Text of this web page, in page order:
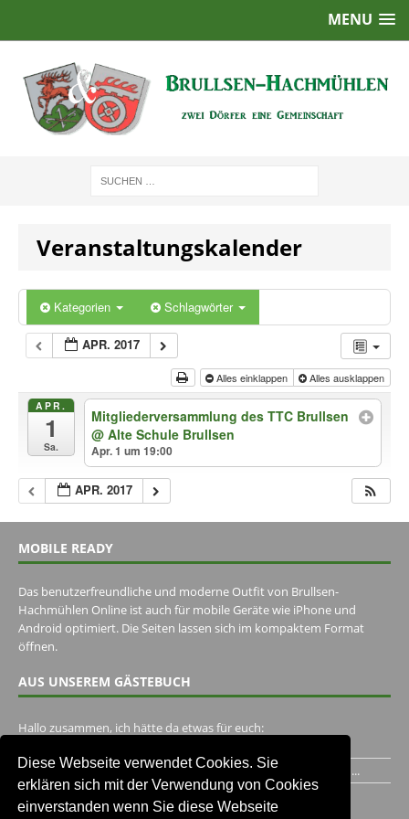
Diese Webseite verwendet Cookies. Sie
erklären sich mit der Verwendung von Cookies
einverstanden wenn Sie diese Webseite
MENU
Veranstaltungskalender
Kategorien Schlagwörter
APR. 2017
Alles einklappen Alles ausklappen
APR.
1
Sa.
Mitgliederversammlung des TTC Brullsen
@ Alte Schule Brullsen
Apr. 1 um 19:00
APR. 2017
MOBILE READY
Das benutzerfreundliche und moderne Outfit von Brullsen-
Hachmühlen Online ist auch für mobile Geräte wie iPhone und
Android optimiert. Die Seiten lassen sich im kompaktem Format
öffnen.
AUS UNSEREM GÄSTEBUCH
Hallo zusammen, ich hätte da etwas für euch:
Ich habe ein Jahr im Gasthaus Hugo Pape verbracht..Habe ihn...
Unser Gästebuch besuchen